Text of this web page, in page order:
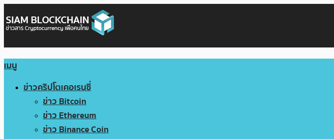
เมนู
ข่าวคริปโตเคอเรนซี่
ข่าว Bitcoin
ข่าว Ethereum
ข่าว Binance Coin